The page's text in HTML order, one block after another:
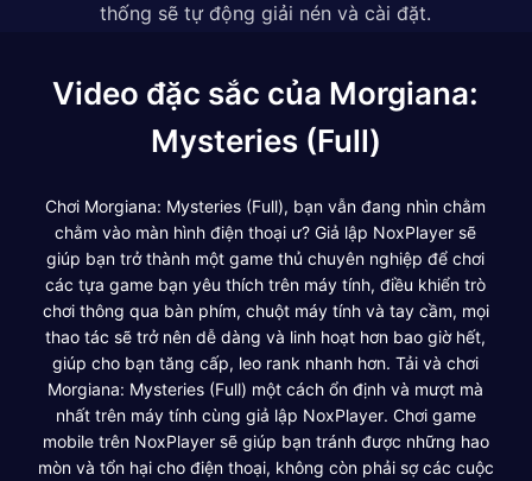
thống sẽ tự động giải nén và cài đặt.
Video đặc sắc của Morgiana:
Mysteries (Full)
Chơi Morgiana: Mysteries (Full), bạn vẫn đang nhìn chằm
chằm vào màn hình điện thoại ư? Giả lập NoxPlayer sẽ
giúp bạn trở thành một game thủ chuyên nghiệp để chơi
các tựa game bạn yêu thích trên máy tính, điều khiển trò
chơi thông qua bàn phím, chuột máy tính và tay cầm, mọi
thao tác sẽ trở nên dễ dàng và linh hoạt hơn bao giờ hết,
giúp cho bạn tăng cấp, leo rank nhanh hơn. Tải và chơi
Morgiana: Mysteries (Full) một cách ổn định và mượt mà
nhất trên máy tính cùng giả lập NoxPlayer. Chơi game
mobile trên NoxPlayer sẽ giúp bạn tránh được những hao
mòn và tổn hại cho điện thoại, không còn phải sợ các cuộc